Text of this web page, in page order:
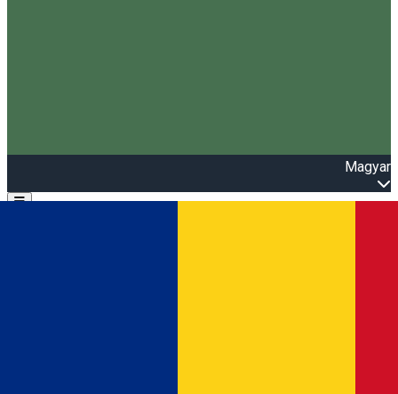
Magyar
Open main menu